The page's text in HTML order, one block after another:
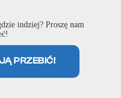
indziej? Proszę nam
PRZEBIĆ!